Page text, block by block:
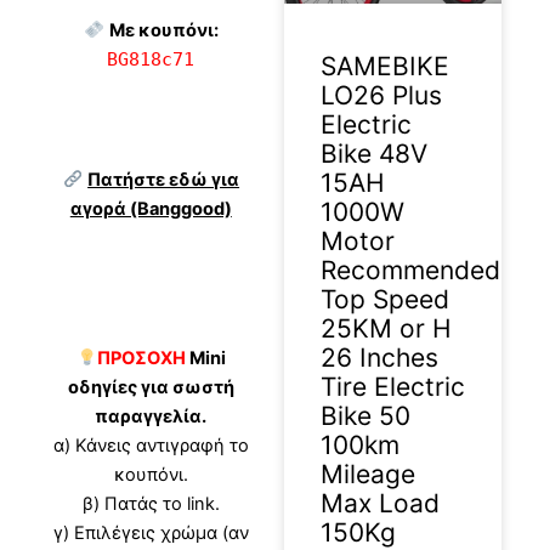
Με κουπόνι:
BG818c71
Πατήστε εδώ για
αγορά (Banggood)
ΠΡΟΣΟΧΗ Mini
οδηγίες για σωστή
παραγγελία.
α) Κάνεις αντιγραφή το
κουπόνι.
β) Πατάς το link.
γ) Επιλέγεις χρώμα (αν
SAMEBIKE
LO26 Plus
Electric
Bike 48V
15AH
1000W
Motor
Recommended
Top Speed
25KM or H
26 Inches
Tire Electric
Bike 50
100km
Mileage
Max Load
150Kg